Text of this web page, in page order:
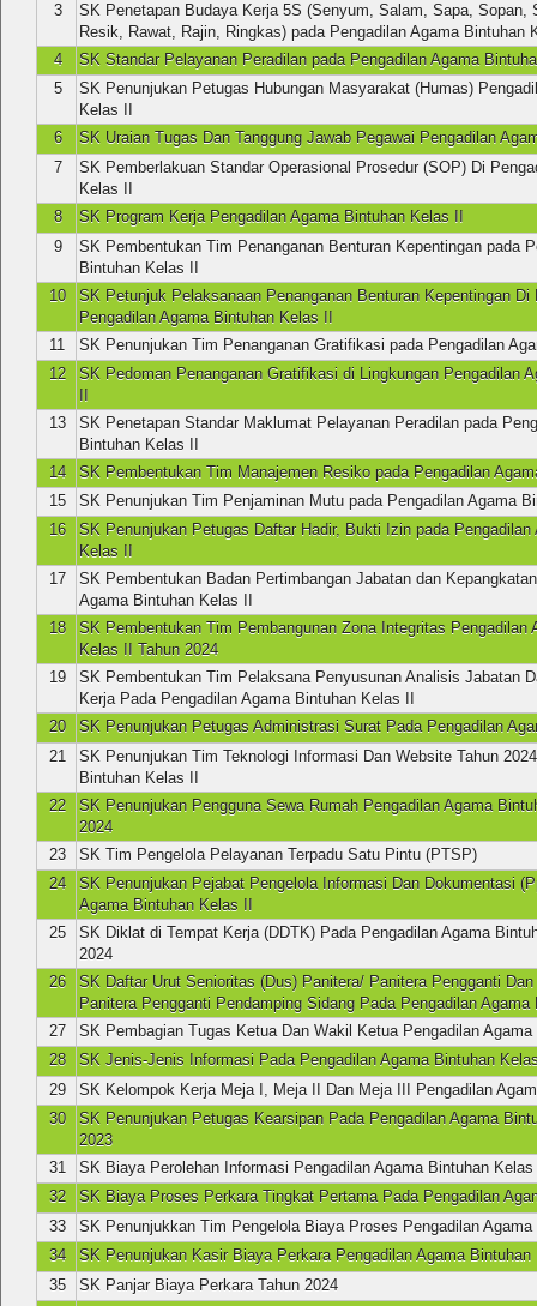
3
SK Penetapan Budaya Kerja 5S (Senyum, Salam, Sapa, Sopan,
Resik, Rawat, Rajin, Ringkas) pada Pengadilan Agama Bintuhan
4
SK Standar Pelayanan Peradilan pada Pengadilan Agama
5
SK Penunjukan Petugas Hubungan Masyarakat (Humas)
Kelas II
6
SK Uraian Tugas Dan Tanggung Jawab Pegawai Pengadilan
7
SK Pemberlakuan Standar Operasional Prosedur (SOP) Di
Kelas II
8
SK Program Kerja Pengadilan Agama Bintuhan Kelas II
9
SK Pembentukan Tim Penanganan Benturan Kepentingan pada
Bintuhan Kelas II
10
SK Petunjuk Pelaksanaan Penanganan Benturan Kepentingan Di
Pengadilan Agama Bintuhan Kelas II
11
SK Penunjukan Tim Penanganan Gratifikasi pada Pengadilan
12
SK Pedoman Penanganan Gratifikasi di Lingkungan Pengadilan
II
13
SK Penetapan Standar Maklumat Pelayanan Peradilan pada
Bintuhan Kelas II
14
SK Pembentukan Tim Manajemen Resiko pada Pengadilan
15
SK Penunjukan Tim Penjaminan Mutu pada Pengadilan Agama
16
SK Penunjukan Petugas Daftar Hadir, Bukti Izin pada Pengadilan
Kelas II
17
SK Pembentukan Badan Pertimbangan Jabatan dan
Agama Bintuhan Kelas II
18
SK Pembentukan Tim Pembangunan Zona Integritas Pengadilan
Kelas II Tahun 2024
19
SK Pembentukan Tim Pelaksana Penyusunan Analisis Jabatan
Kerja Pada Pengadilan Agama Bintuhan Kelas II
20
SK Penunjukan Petugas Administrasi Surat Pada Pengadilan
21
SK Penunjukan Tim Teknologi Informasi Dan Website Tahun
Bintuhan Kelas II
22
SK Penunjukan Pengguna Sewa Rumah Pengadilan Agama
2024
23
SK Tim Pengelola Pelayanan Terpadu Satu Pintu (PTSP)
24
SK Penunjukan Pejabat Pengelola Informasi Dan Dokumentasi
Agama Bintuhan Kelas II
25
SK Diklat di Tempat Kerja (DDTK) Pada Pengadilan Agama
2024
26
SK Daftar Urut Senioritas (Dus) Panitera/ Panitera Pengganti
Panitera Pengganti Pendamping Sidang Pada Pengadilan
27
SK Pembagian Tugas Ketua Dan Wakil Ketua Pengadilan
28
SK Jenis-Jenis Informasi Pada Pengadilan Agama Bintuhan
29
SK Kelompok Kerja Meja I, Meja II Dan Meja III Pengadilan
30
SK Penunjukan Petugas Kearsipan Pada Pengadilan Agama
2023
31
SK Biaya Perolehan Informasi Pengadilan Agama Bintuhan
32
SK Biaya Proses Perkara Tingkat Pertama Pada Pengadilan
33
SK Penunjukkan Tim Pengelola Biaya Proses Pengadilan
34
SK Penunjukan Kasir Biaya Perkara Pengadilan Agama Bintuhan
35
SK Panjar Biaya Perkara Tahun 2024